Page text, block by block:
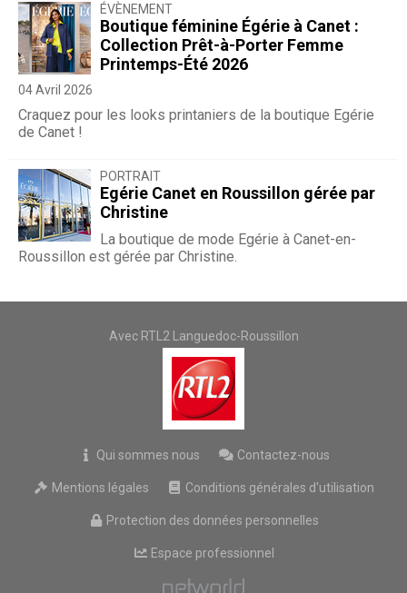
ÉVÈNEMENT
Boutique féminine Égérie à Canet :
Collection Prêt-à-Porter Femme
Printemps-Été 2026
04 Avril 2026
Craquez pour les looks printaniers de la boutique Egérie
de Canet !
PORTRAIT
Egérie Canet en Roussillon gérée par
Christine
La boutique de mode Egérie à Canet-en-
Roussillon est gérée par Christine.
Avec RTL2 Languedoc-Roussillon
Qui sommes nous Contactez-nous
Mentions légales Conditions générales d'utilisation
Protection des données personnelles
Espace professionnel